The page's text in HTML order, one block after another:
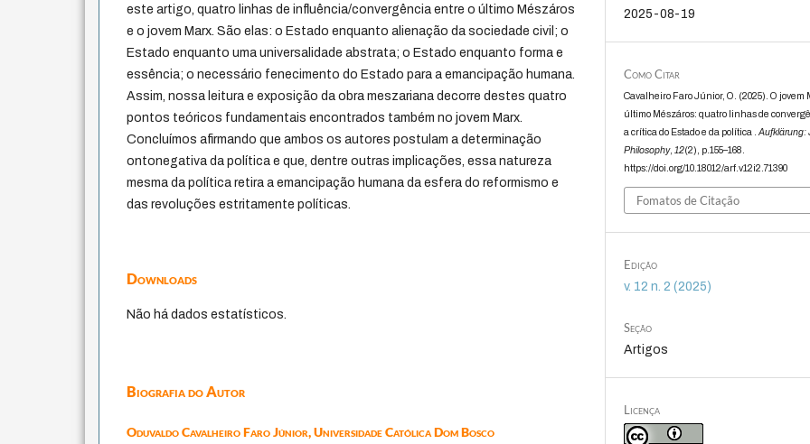
este artigo, quatro linhas de influência/convergência entre o último Mészáros
e o jovem Marx. São elas: o Estado enquanto alienação da sociedade civil; o
Estado enquanto uma universalidade abstrata; o Estado enquanto forma e
essência; o necessário fenecimento do Estado para a emancipação humana.
Assim, nossa leitura e exposição da obra meszariana decorre destes quatro
pontos teóricos fundamentais encontrados também no jovem Marx.
Concluímos afirmando que ambos os autores postulam a determinação
ontonegativa da política e que, dentre outras implicações, essa natureza
mesma da política retira a emancipação humana da esfera do reformismo e
das revoluções estritamente políticas.
Downloads
Não há dados estatísticos.
Biografia do Autor
Oduvaldo Cavalheiro Faro Júnior,Universidade Católica Dom Bosco
2025-08-19
Como Citar
Cavalheiro Faro Júnior, O. (2025). O jovem
último Mészáros: quatro linhas de
a crítica do Estado e da política .Aufklärung:
Philosophy, 12(2), p.155–168.
https://doi.org/10.18012/arf.v12i2.71390
Fomatos de Citação
Edição
v. 12 n. 2 (2025)
Seção
Artigos
Licença